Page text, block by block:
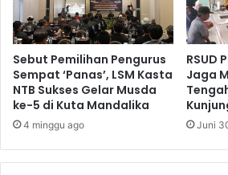
Sebut Pemilihan Pengurus
Sempat ‘Panas’, LSM Kasta
NTB Sukses Gelar Musda
ke-5 di Kuta Mandalika
4 minggu ago
RSUD
Jaga
Juni